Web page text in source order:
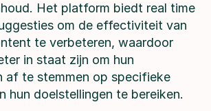
Het platform biedt real time
om de effectiviteit van
te verbeteren, waardoor
in staat zijn om hun
af te stemmen op specifieke
hun doelstellingen te bereiken.